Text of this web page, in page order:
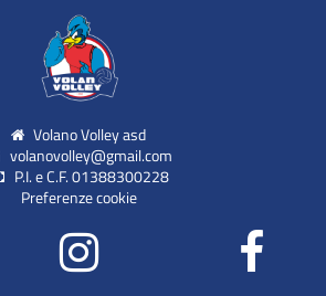
Volano Volley asd
volanovolley@gmail.com
P.I. e C.F. 01388300228
Preferenze cookie